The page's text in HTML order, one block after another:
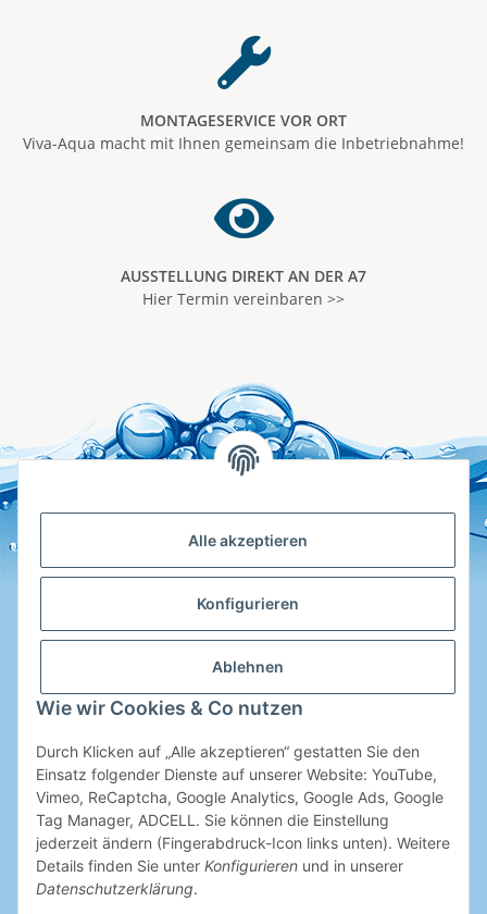
Alle akzeptieren
Konfigurieren
Ablehnen
Wie wir Cookies & Co nutzen
Durch Klicken auf „Alle akzeptieren“ gestatten Sie den
Einsatz folgender Dienste auf unserer Website: YouTube,
Vimeo, ReCaptcha, Google Analytics, Google Ads, Google
Tag Manager, ADCELL. Sie können die Einstellung
jederzeit ändern (Fingerabdruck-Icon links unten). Weitere
Details finden Sie unter Konfigurieren und in unserer
Datenschutzerklärung.
MONTAGESERVICE VOR ORT
Viva-Aqua macht mit Ihnen gemeinsam die Inbetriebnahme!
AUSSTELLUNG DIREKT AN DER A7
Hier Termin vereinbaren >>
Shop Service
Informationen
Ihre Entscheidung
SeoSeiten